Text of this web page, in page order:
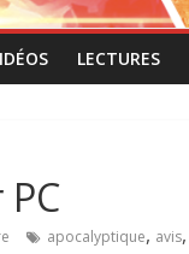
LECTURES
apocalyptique, avis,